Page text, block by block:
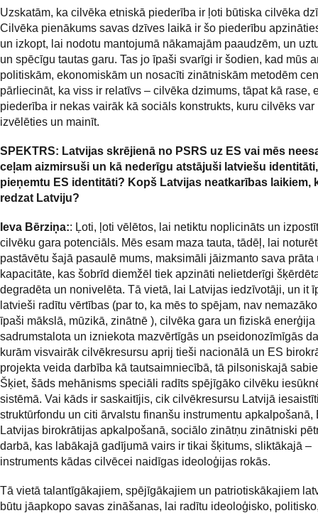
Uzskatām, ka cilvēka etniskā piederība ir ļoti būtiska cilvēka
Cilvēka pienākums savas dzīves laikā ir šo piederību
un izkopt, lai nodotu mantojumā nākamajām paaudzēm, un
un spēcīgu tautas garu. Tas jo īpaši svarīgi ir šodien, kad mūs
politiskām, ekonomiskām un nosacīti zinātniskām metodēm
pārliecināt, ka viss ir relatīvs – cilvēka dzimums, tāpat kā rase,
piederība ir nekas vairāk kā sociāls konstrukts, kuru cilvēks var
izvēlēties un mainīt.
SPEKTRS: Latvijas skrējienā no PSRS uz ES vai mēs
ceļam aizmirsuši un kā nederīgu atstājuši latviešu
pieņemtu ES identitāti? Kopš Latvijas neatkarības laikiem,
redzat Latviju?
Ieva Bērziņa:: Ļoti, ļoti vēlētos, lai netiktu noplicināts un
cilvēku gara potenciāls. Mēs esam maza tauta, tādēļ, lai
pastāvētu šajā pasaulē mums, maksimāli jāizmanto sava prāta
kapacitāte, kas šobrīd diemžēl tiek apzināti nelietderīgi
degradēta un nonivelēta. Tā vietā, lai Latvijas iedzīvotāji, un it
latvieši radītu vērtības (par to, ka mēs to spējam, nav
īpaši mākslā, mūzikā, zinātnē ), cilvēka gara un fiziskā enerģija
sadrumstalota un izniekota mazvērtīgās un pseidonozīmīgās
kurām visvairāk cilvēkresursu aprij tieši nacionālā un ES
projekta veida darbība kā tautsaimniecībā, tā pilsoniskajā
Šķiet, šāds mehānisms speciāli radīts spējīgāko cilvēku
sistēmā. Vai kāds ir saskaitījis, cik cilvēkresursu Latvijā
struktūrfondu un citi ārvalstu finanšu instrumentu apkalpošanā,
Latvijas birokrātijas apkalpošanā, sociālo zinātņu zinātniski
darbā, kas labākajā gadījumā vairs ir tikai šķitums, sliktākajā –
instruments kādas cilvēcei naidīgas ideoloģijas rokās.
Tā vietā talantīgākajiem, spējīgākajiem un patriotiskākajiem
būtu jāapkopo savas zināšanas, lai radītu ideoloģisko,